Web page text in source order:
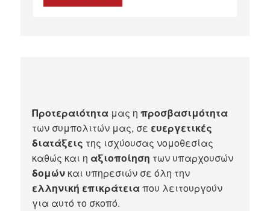
Προτεραιότητα μας ηπροσβασιμότητα
των συμπολιτών μας, σε ευεργετικές
διατάξεις της ισχύουσας νομοθεσίας
καθώς και η αξιοποίηση των υπαρχουσών
δομών και υπηρεσιών σε όλη την
ελληνική επικράτειαπου λειτουργούν
για αυτό το σκοπό.​